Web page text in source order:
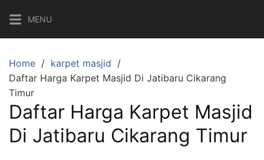
MENU
Home
karpet masjid
Daftar Harga Karpet Masjid Di Jatibaru Cikarang
Timur
Daftar Harga Karpet Masjid
Di Jatibaru Cikarang Timur